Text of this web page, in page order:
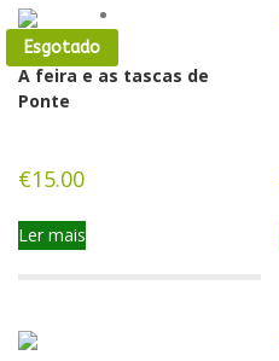
Esgotado
A feira e as tascas de
Ponte
€15.00
Ler mais